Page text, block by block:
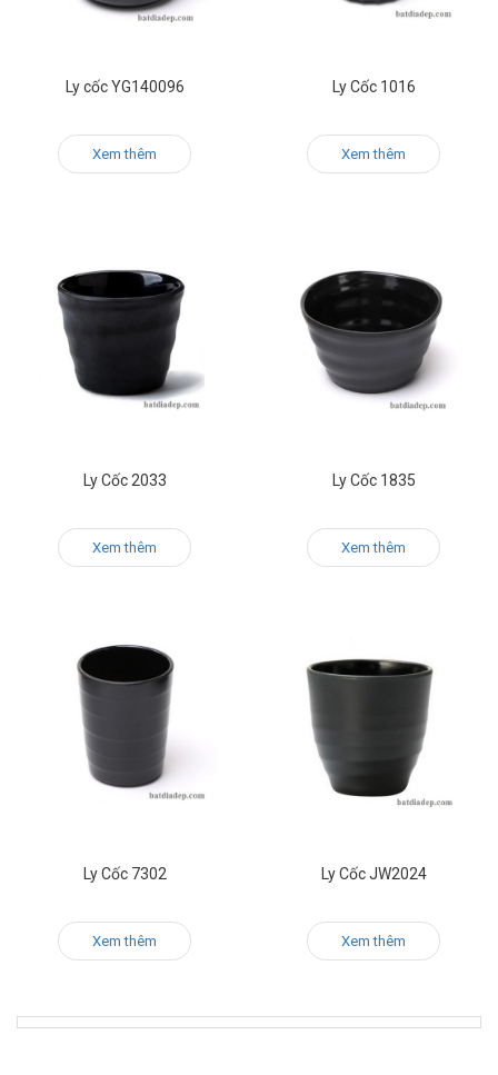
Ly cốc YG140096
Xem thêm
Ly Cốc 1016
Xem thêm
Ly Cốc 2033
Xem thêm
Ly Cốc 1835
Xem thêm
Ly Cốc 7302
Xem thêm
Ly Cốc JW2024
Xem thêm